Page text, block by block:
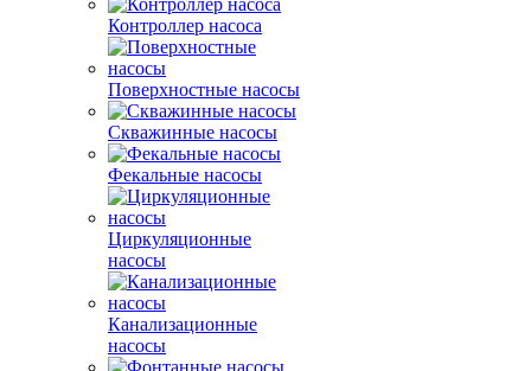
Контроллер насоса
Поверхностные насосы
Скважинные насосы
Фекальные насосы
Циркуляционные
насосы
Канализационные
насосы